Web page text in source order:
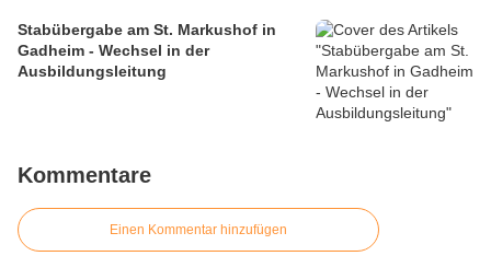
Stabübergabe am St. Markushof in
Gadheim - Wechsel in der
Ausbildungsleitung
Kommentare
Einen Kommentar hinzufügen